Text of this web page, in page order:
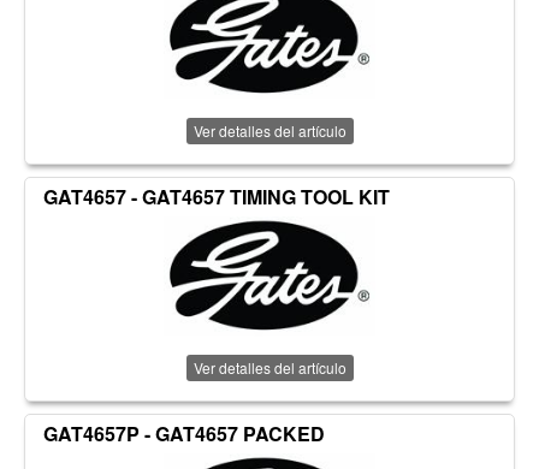
Ver detalles del artículo
GAT4657 - GAT4657 TIMING TOOL KIT
Ver detalles del artículo
GAT4657P - GAT4657 PACKED